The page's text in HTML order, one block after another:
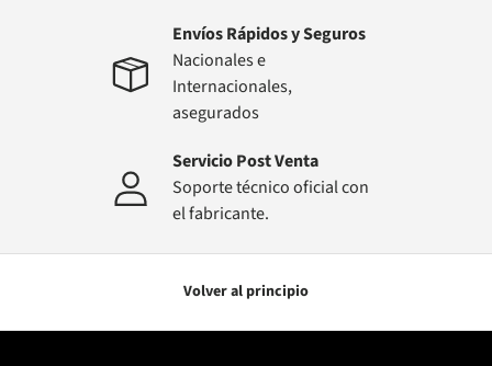
Envíos Rápidos y Seguros
Nacionales e
Internacionales,
asegurados
Servicio Post Venta
Soporte técnico oficial con
el fabricante.
Volver al principio